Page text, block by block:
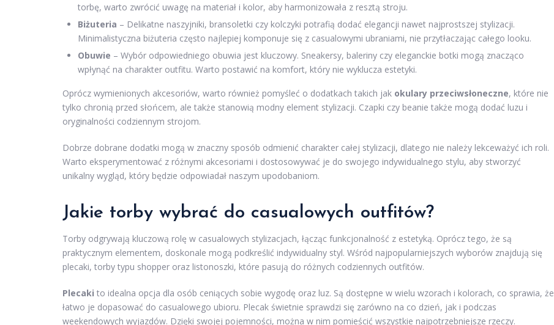
torbę, warto zwrócić uwagę na materiał i kolor, aby harmonizowała z resztą stroju.
Biżuteria – Delikatne naszyjniki, bransoletki czy kolczyki potrafią dodać elegancji nawet najprostszej stylizacji.
Minimalistyczna biżuteria często najlepiej komponuje się z casualowymi ubraniami, nie przytłaczając całego looku.
Obuwie – Wybór odpowiedniego obuwia jest kluczowy. Sneakersy, baleriny czy eleganckie botki mogą znacząco
wpłynąć na charakter outfitu. Warto postawić na komfort, który nie wyklucza estetyki.
Oprócz wymienionych akcesoriów, warto również pomyśleć o dodatkach takich jak okulary przeciwsłoneczne, które nie
tylko chronią przed słońcem, ale także stanowią modny element stylizacji. Czapki czy beanie także mogą dodać luzu i
oryginalności codziennym strojom.
Dobrze dobrane dodatki mogą w znaczny sposób odmienić charakter całej stylizacji, dlatego nie należy lekceważyć ich roli.
Warto eksperymentować z różnymi akcesoriami i dostosowywać je do swojego indywidualnego stylu, aby stworzyć
unikalny wygląd, który będzie odpowiadał naszym upodobaniom.
Jakie torby wybrać do casualowych outfitów?
Torby odgrywają kluczową rolę w casualowych stylizacjach, łącząc funkcjonalność z estetyką. Oprócz tego, że są
praktycznym elementem, doskonale mogą podkreślić indywidualny styl. Wśród najpopularniejszych wyborów znajdują się
plecaki, torby typu shopper oraz listonoszki, które pasują do różnych codziennych outfitów.
Plecaki to idealna opcja dla osób ceniących sobie wygodę oraz luz. Są dostępne w wielu wzorach i kolorach, co sprawia, że
łatwo je dopasować do casualowego ubioru. Plecak świetnie sprawdzi się zarówno na co dzień, jak i podczas
weekendowych wyjazdów. Dzięki swojej pojemności, można w nim pomieścić wszystkie najpotrzebniejsze rzeczy.